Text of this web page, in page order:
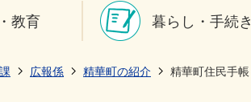
教育 暮らし・手続き
広報係 精華町の紹介 精華町住民手帳